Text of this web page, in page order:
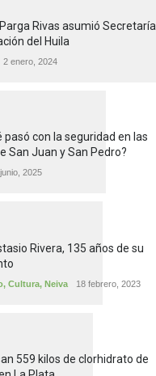
Rivas asumió Secretaría
del Huila
2 enero, 2024
pasó con la seguridad en las
San Juan y San Pedro?
2025
Rivera, 135 años de su
, Cultura, Neiva 18 febrero, 2023
559 kilos de clorhidrato de